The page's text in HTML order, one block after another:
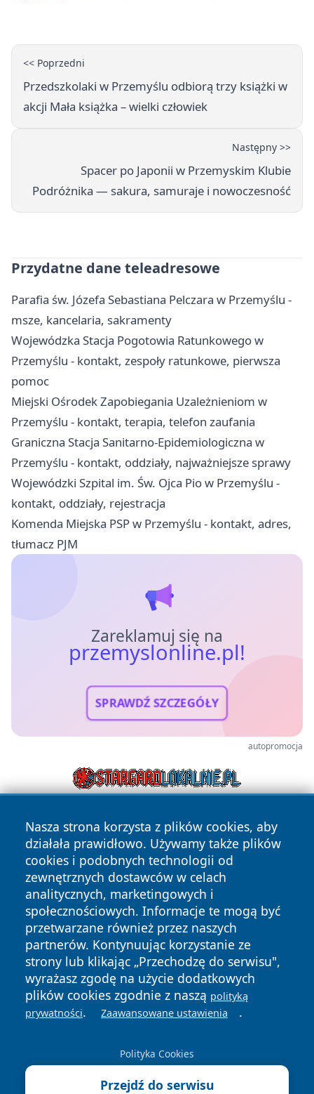
<< Poprzedni
Przedszkolaki w Przemyślu odbiorą trzy książki w
akcji Mała książka – wielki człowiek
Następny >>
Spacer po Japonii w Przemyskim Klubie
Podróżnika — sakura, samuraje i nowoczesność
Przydatne dane teleadresowe
Parafia św. Józefa Sebastiana Pelczara w Przemyślu -
msze, kancelaria, sakramenty
Wojewódzka Stacja Pogotowia Ratunkowego w
Przemyślu - kontakt, zespoły ratunkowe, pierwsza
pomoc
Miejski Ośrodek Zapobiegania Uzależnieniom w
Przemyślu - kontakt, terapia, telefon zaufania
Graniczna Stacja Sanitarno-Epidemiologiczna w
Przemyślu - kontakt, oddziały, najważniejsze sprawy
Wojewódzki Szpital im. Św. Ojca Pio w Przemyślu -
kontakt, oddziały, rejestracja
Komenda Miejska PSP w Przemyślu - kontakt, adres,
tłumacz PJM
Zareklamuj się na
przemyslonline.pl!
SPRAWDŹ SZCZEGÓŁY
autopromocja
Nasza strona korzysta z plików cookies, aby
działała prawidłowo. Używamy także plików
cookies i podobnych technologii od
zewnętrznych dostawców w celach
analitycznych, marketingowych i
społecznościowych. Informacje te mogą być
przetwarzane również przez naszych
partnerów. Kontynuując korzystanie ze
strony lub klikając „Przechodzę do serwisu",
wyrażasz zgodę na użycie dodatkowych
plików cookies zgodnie z naszą polityką
prywatności. Zaawansowane ustawienia .
Polityka Cookies
Przejdź do serwisu
Copyright © 2026 przemyslonline.pl Wszystkie prawa
zastrzeżone.
News Autorzy
Polityka
Prywatności
Polityka
Cookies